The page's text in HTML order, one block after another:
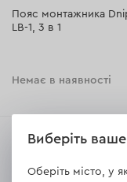
Пояс монтажника
LB-1, 3 в 1
Немає в наявності
Виберіть
Оберіть місто, у